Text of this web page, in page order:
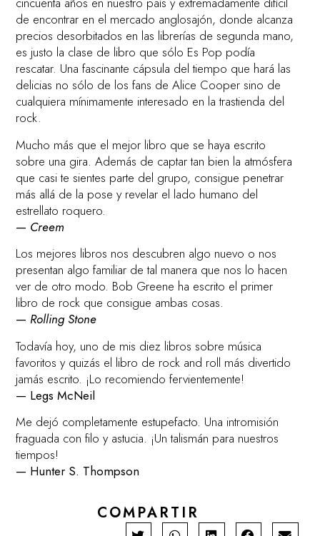
de encontrar en el mercado anglosajón, donde alcanza
precios desorbitados en las librerías de segunda mano,
es justo la clase de libro que sólo Es Pop podía
rescatar. Una fascinante cápsula del tiempo que hará las
delicias no sólo de los fans de Alice Cooper sino de
cualquiera mínimamente interesado en la trastienda del
rock.
Mucho más que el mejor libro que se haya escrito
sobre una gira. Además de captar tan bien la atmósfera
que casi te sientes parte del grupo, consigue penetrar
más allá de la pose y revelar el lado humano del
estrellato roquero.
— Creem
Los mejores libros nos descubren algo nuevo o nos
presentan algo familiar de tal manera que nos lo hacen
ver de otro modo. Bob Greene ha escrito el primer
libro de rock que consigue ambas cosas.
— Rolling Stone
Todavía hoy, uno de mis diez libros sobre música
favoritos y quizás el libro de rock and roll más divertido
jamás escrito. ¡Lo recomiendo fervientemente!
— Legs McNeil
Me dejó completamente estupefacto. Una intromisión
fraguada con filo y astucia. ¡Un talismán para nuestros
tiempos!
— Hunter S. Thompson
COMPARTIR